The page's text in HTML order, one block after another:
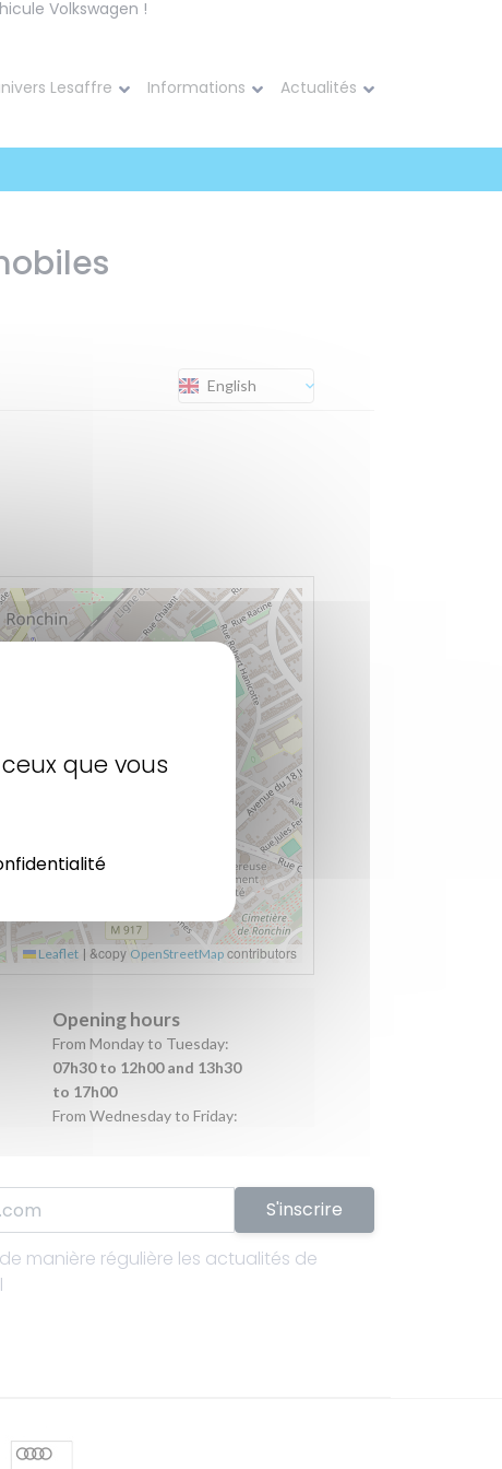
Volkswagen !
Lesaffre Informations Actualités
S'inscrire
manière régulière les actualités de
que vous